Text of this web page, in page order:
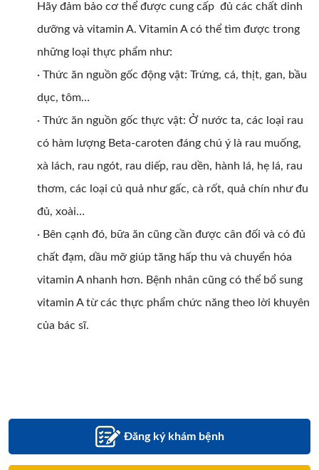
Hãy đảm bảo cơ thể được cung cấp đủ các chất dinh
dưỡng và vitamin A. Vitamin A có thể tìm được trong
những loại thực phẩm như:
· Thức ăn nguồn gốc động vật: Trứng, cá, thịt, gan, bầu
dục, tôm…
· Thức ăn nguồn gốc thực vật: Ở nước ta, các loại rau
có hàm lượng Beta-caroten đáng chú ý là rau muống,
xà lách, rau ngót, rau diếp, rau dền, hành lá, hẹ lá, rau
thơm, các loại củ quả như gấc, cà rốt, quả chín như đu
đủ, xoài…
· Bên cạnh đó, bữa ăn cũng cần được cân đối và có đủ
chất đạm, dầu mỡ giúp tăng hấp thu và chuyển hóa
vitamin A nhanh hơn. Bệnh nhân cũng có thể bổ sung
vitamin A từ các thực phẩm chức năng theo lời khuyên
của bác sĩ.
Đăng ký khám bệnh